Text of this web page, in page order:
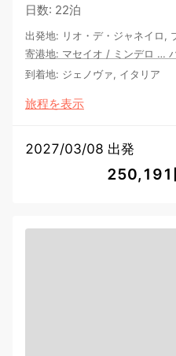
日数: 22泊
出発地: リオ・デ・ジャネイロ,
寄港地: マセイオ / ミンデロ …
到着地: ジェノヴァ, イタリア
旅程を表示
2027/03/08 出発
250,191